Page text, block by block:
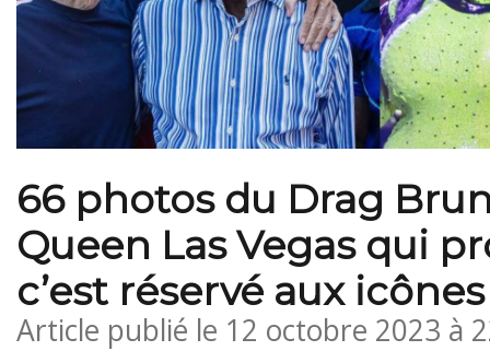
66 photos du Drag
Queen Las Vegas qui
c’est réservé aux icônes
Article publié le 12 octobre 2023 à